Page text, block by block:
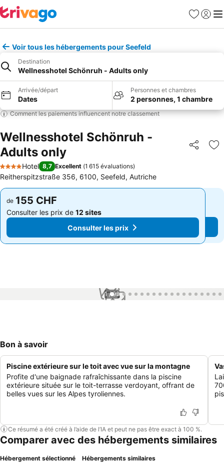
Favoris
Se
Voir tous les hébergements pour Seefeld
Destination
Wellnesshotel Schönruh - Adults only
Arrivée/départ
Dates
Personnes et chambres
2 personnes, 1 chambre
Comment les paiements influencent notre classement
Wellnesshotel Schönruh -
Adults only
Partager
4 Étoiles
Hotel 8,7 Excellent (1 615 évaluations)
Reitherspitzstraße 356, 6100, Seefeld, Autriche
de 155 CHF
Consulter les prix de 12 sites
Consulter les prix
de 155 CHF
Consulter les prix de 12 sites
Consulter les prix
1 / 99
Bon à savoir
Piscine extérieure sur le toit avec vue sur la montagne
Profite d'une baignade rafraîchissante dans la piscine
extérieure située sur le toit-terrasse verdoyant, offrant de
belles vues sur les Alpes tyroliennes.
Ce résumé a été créé à l’aide de l’IA et peut ne pas être exact à 100 %.
Comparer avec des hébergements similaires
Hébergement sélectionné Hébergements similaires